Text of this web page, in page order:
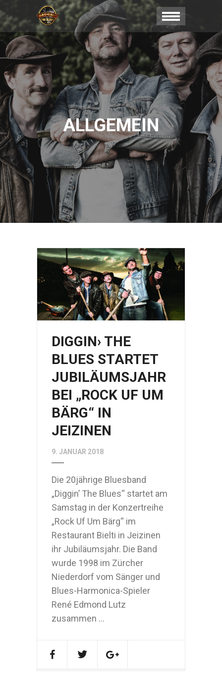
ALLGEMEIN
DIGGIN› THE
BLUES STARTET
JUBILÄUMSJAHR
BEI „ROCK UF UM
BÄRG“ IN
JEIZINEN
9. JANUAR 2018
Die 20jährige Bluesband
„Diggin’ The Blues“ startet am
Samstag in der Konzertreihe
„Rock Uf Um Bärg“ im
Restaurant Bielti in Jeizinen
ihr Jubiläumsjahr. Die Band
wurde 1998 im Zürcher
Niederdorf vom Sänger und
Blues-Harmonica-Spieler
René Edmond Lutz
zusammen ...